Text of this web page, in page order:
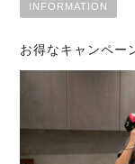
INFORMATION
お得なキャンペー